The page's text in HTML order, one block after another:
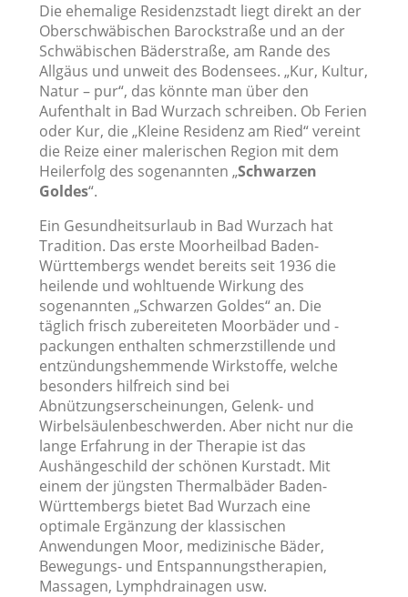
Die ehemalige Residenzstadt liegt direkt an der
Oberschwäbischen Barockstraße und an der
Schwäbischen Bäderstraße, am Rande des
Allgäus und unweit des Bodensees. „Kur, Kultur,
Natur – pur“, das könnte man über den
Aufenthalt in Bad Wurzach schreiben. Ob Ferien
oder Kur, die „Kleine Residenz am Ried“ vereint
die Reize einer malerischen Region mit dem
Heilerfolg des sogenannten „Schwarzen
Goldes“.
Ein Gesundheitsurlaub in Bad Wurzach hat
Tradition. Das erste Moorheilbad Baden-
Württembergs wendet bereits seit 1936 die
heilende und wohltuende Wirkung des
sogenannten „Schwarzen Goldes“ an. Die
täglich frisch zubereiteten Moorbäder und -
packungen enthalten schmerzstillende und
entzündungshemmende Wirkstoffe, welche
besonders hilfreich sind bei
Abnützungserscheinungen, Gelenk- und
Wirbelsäulenbeschwerden. Aber nicht nur die
lange Erfahrung in der Therapie ist das
Aushängeschild der schönen Kurstadt. Mit
einem der jüngsten Thermalbäder Baden-
Württembergs bietet Bad Wurzach eine
optimale Ergänzung der klassischen
Anwendungen Moor, medizinische Bäder,
Bewegungs- und Entspannungstherapien,
Massagen, Lymphdrainagen usw.